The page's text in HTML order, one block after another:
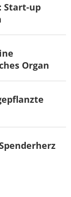
Start-up
Organ